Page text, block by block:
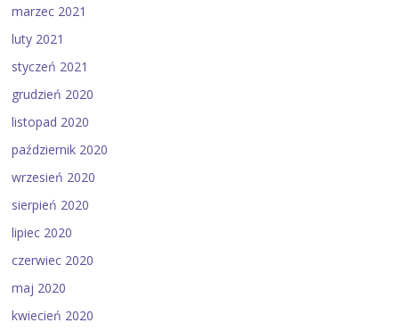
marzec 2021
luty 2021
styczeń 2021
grudzień 2020
listopad 2020
październik 2020
wrzesień 2020
sierpień 2020
lipiec 2020
czerwiec 2020
maj 2020
kwiecień 2020